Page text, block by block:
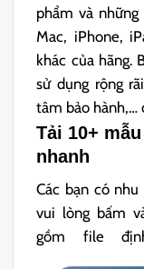
phẩm và
Mac, iPhone,
khác của hãng.
sử dụng rộng
tâm bảo hành,…
Tải 10+
nhanh
Các bạn có
vui lòng bấm
gồm file